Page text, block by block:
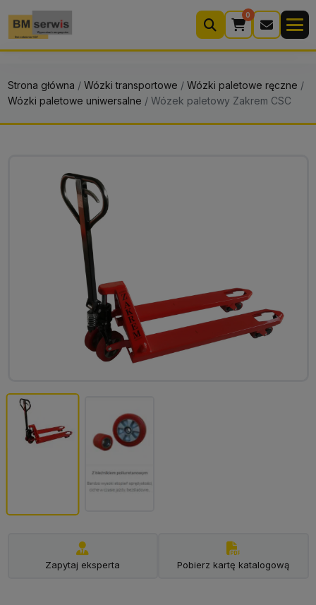
0
Kontakt
Strona główna / Wózki transportowe / Wózki paletowe ręczne /
Wózki paletowe uniwersalne /Wózek paletowy Zakrem CSC
Zapytaj eksperta Pobierz kartę katalogową